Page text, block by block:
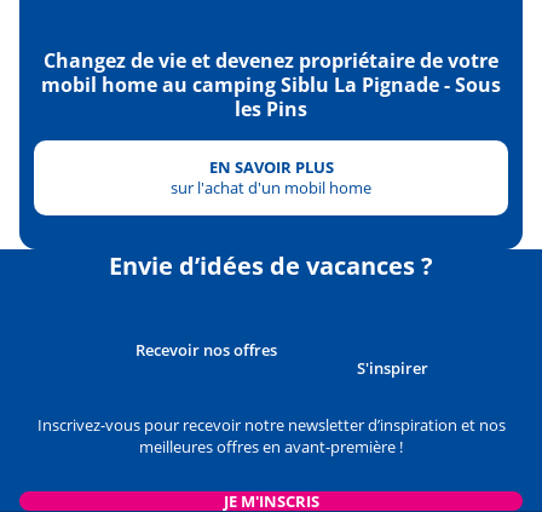
Changez de vie et devenez propriétaire de votre
mobil home au camping Siblu La Pignade - Sous
les Pins
EN SAVOIR PLUS
sur l'achat d'un mobil home
Envie d’idées de vacances ?
Recevoir nos offres
S'inspirer
Inscrivez-vous pour recevoir notre newsletter d’inspiration et nos
meilleures offres en avant-première !
JE M'INSCRIS